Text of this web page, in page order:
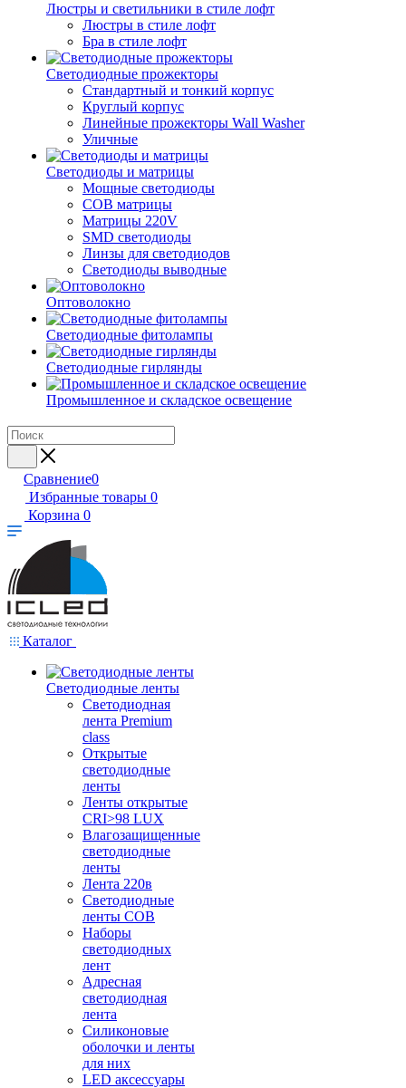
Люстры и светильники в стиле лофт
Люстры в стиле лофт
Бра в стиле лофт
Светодиодные прожекторы
Стандартный и тонкий корпус
Круглый корпус
Линейные прожекторы Wall Washer
Уличные
Светодиоды и матрицы
Мощные светодиоды
COB матрицы
Матрицы 220V
SMD светодиоды
Линзы для светодиодов
Светодиоды выводные
Оптоволокно
Светодиодные фитолампы
Светодиодные гирлянды
Промышленное и складское освещение
Сравнение0
Избранные товары 0
Корзина 0
Каталог
Светодиодные ленты
Светодиодная
лента Premium
class
Открытые
светодиодные
ленты
Ленты открытые
CRI>98 LUX
Влагозащищенные
светодиодные
ленты
Лента 220в
Светодиодные
ленты COB
Наборы
светодиодных
лент
Адресная
светодиодная
лента
Силиконовые
оболочки и ленты
для них
LED аксессуары